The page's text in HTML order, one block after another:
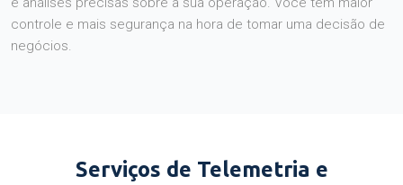
controle e mais segurança na hora de tomar uma decisão de
negócios.
Serviços de Telemetria e